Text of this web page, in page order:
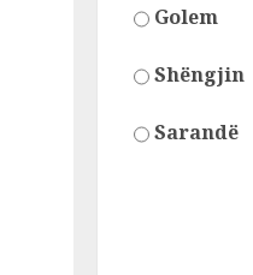
Golem
Shëngjin
Sarandë